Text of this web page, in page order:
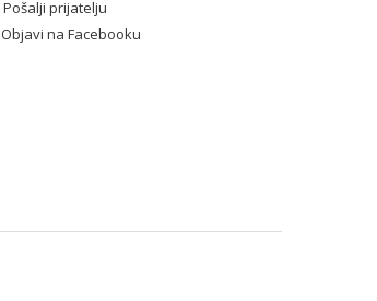
Pošalji prijatelju
Objavi na Facebooku